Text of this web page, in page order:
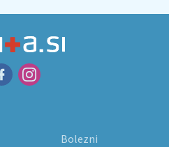
Bolezni